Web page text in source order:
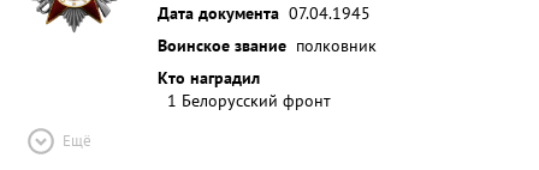
Дата документа 07.04.1945
Воинское звание полковник
Кто наградил
1 Белорусский фронт
Ещё